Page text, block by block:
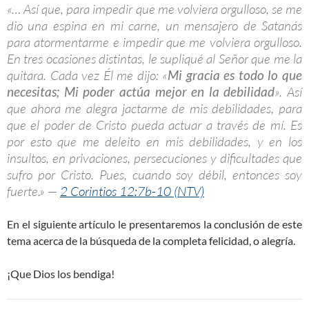
«… Así que, para impedir que me volviera orgulloso, se me
dio una espina en mi carne, un mensajero de Satanás
para atormentarme e impedir que me volviera orgulloso.
En tres ocasiones distintas, le supliqué al Señor que me la
quitara. Cada vez Él me dijo: «Mi gracia es todo lo que
necesitas; Mi poder actúa mejor en la debilidad». Así
que ahora me alegra jactarme de mis debilidades, para
que el poder de Cristo pueda actuar a través de mí. Es
por esto que me deleito en mis debilidades, y en los
insultos, en privaciones, persecuciones y dificultades que
sufro por Cristo. Pues, cuando soy débil, entonces soy
fuerte.» — 2 Corintios 12:7b-10 (NTV)
En el siguiente artículo le presentaremos la conclusión de este
tema acerca de la búsqueda de la completa felicidad, o alegría.
¡Que Dios los bendiga!